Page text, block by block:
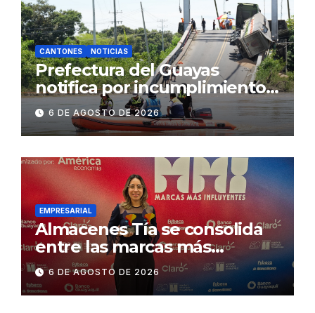
CANTONES NOTICIAS
Prefectura del Guayas
notifica por incumplimiento
contractual a la
Concesionaria CONORTE y
exige celeridad en
desmontaje del puente
Gonzalo Icaza Cornejo, en
Daule
6 DE AGOSTO DE 2026
EMPRESARIAL
Almacenes Tía se consolida
entre las marcas más
influyentes del Ecuador
6 DE AGOSTO DE 2026